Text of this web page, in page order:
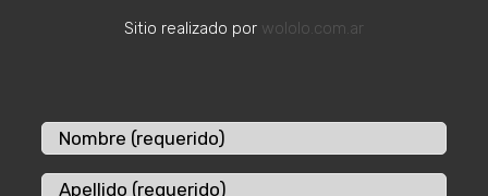
Sitio realizado por wololo.com.ar